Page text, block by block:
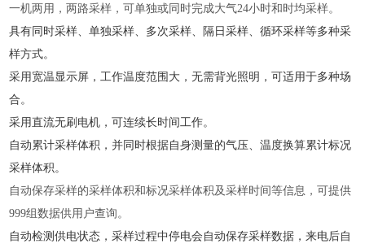
一机两用，两路采样，可单独或同时完成大气24小时和时均采样。
具有同时采样、单独采样、多次采样、隔日采样、循环采样等多种采
样方式。
采用宽温显示屏，工作温度范围大，无需背光照明，可适用于多种场
合。
采用直流无刷电机，可连续长时间工作。
自动累计采样体积，并同时根据自身测量的气压、温度换算累计标况
采样体积。
自动保存采样的采样体积和标况采样体积及采样时间等信息，可提供
999组数据供用户查询。
自动检测供电状态，采样过程中停电会自动保存采样数据，来电后自